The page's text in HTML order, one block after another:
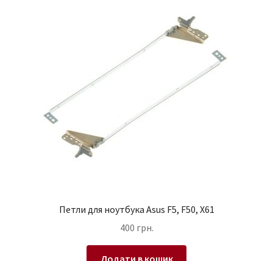
Петли для ноутбука Asus F5, F50, X61
400 грн.